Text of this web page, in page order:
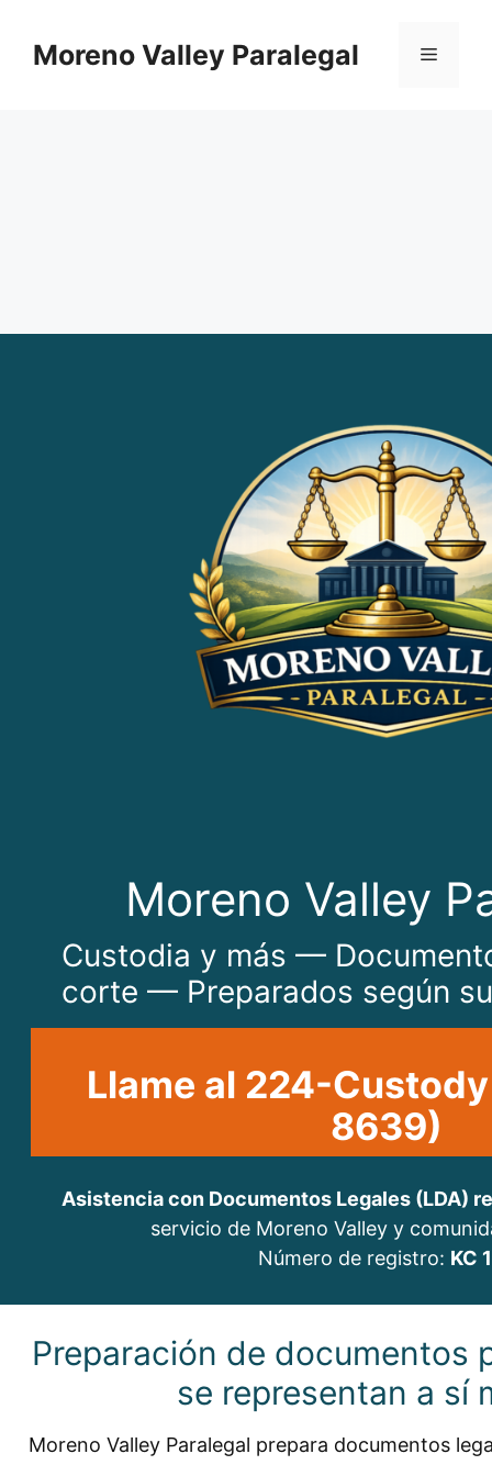
contentMoreno Valley Paralegal Menu
Moreno Valley
Custodia y más —
corte — Preparados según
Llame al 224-
8639)
Asistencia con Documentos Legales (LDA)
servicio de Moreno Valley y
Número de registro: KC
Preparación de documentos
se representan a sí
Moreno Valley Paralegal prepara documentos